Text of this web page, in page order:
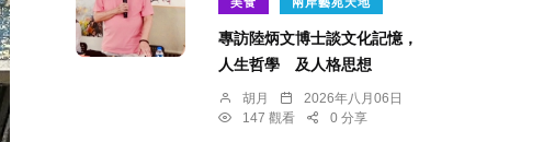
專訪陸炳文博士談文化記憶，
人生哲學 及人格思想
胡月
2026年八月06日
147 觀看
0 分享